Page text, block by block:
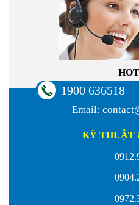
1900 636518
Email:
KỸ THUẬT